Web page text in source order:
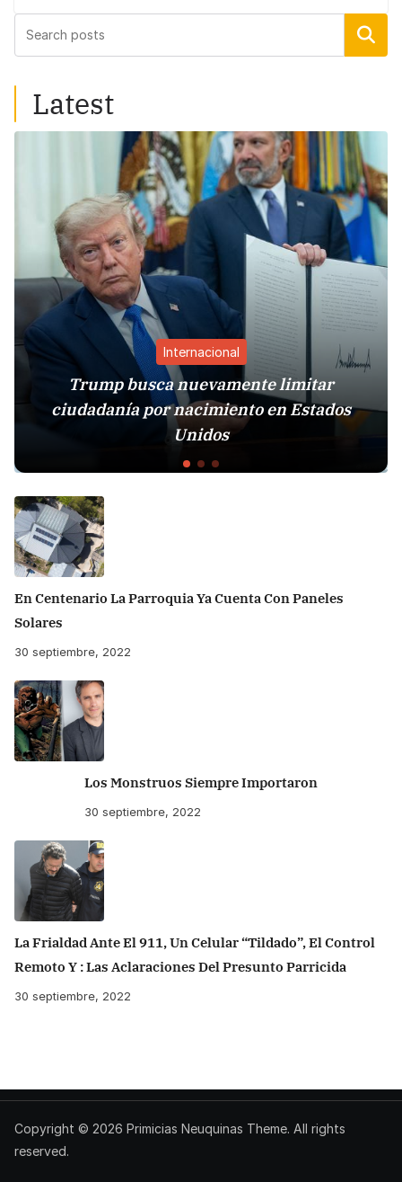
Buscar
Latest
Internacional
Trump busca nuevamente limitar
por nacimiento en Estados
Unidos
En Centenario La Parroquia Ya Cuenta Con Paneles
Solares
30 septiembre, 2022
Los Monstruos Siempre Importaron
30 septiembre, 2022
La Frialdad Ante El 911, Un Celular “tildado”, El Control
Remoto Y : Las Aclaraciones Del Presunto Parricida
30 septiembre, 2022
Copyright © 2026 Primicias Neuquinas Theme. All rights
reserved.